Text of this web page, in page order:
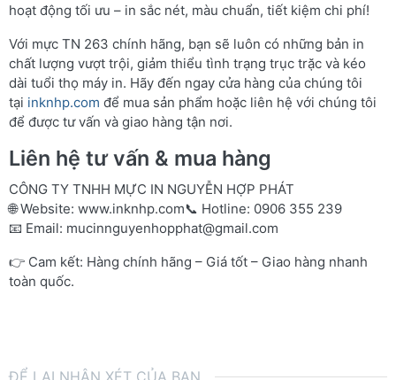
hoạt động tối ưu – in sắc nét, màu chuẩn, tiết kiệm chi phí!
Với mực TN 263 chính hãng, bạn sẽ luôn có những bản in
chất lượng vượt trội, giảm thiểu tình trạng trục trặc và kéo
dài tuổi thọ máy in. Hãy đến ngay cửa hàng của chúng tôi
tại inknhp.com để mua sản phẩm hoặc liên hệ với chúng tôi
để được tư vấn và giao hàng tận nơi.
Liên hệ tư vấn & mua hàng
CÔNG TY TNHH MỰC IN NGUYỄN HỢP PHÁT
🌐 Website: www.inknhp.com📞 Hotline: 0906 355 239
📧 Email: mucinnguyenhopphat@gmail.com
👉 Cam kết: Hàng chính hãng – Giá tốt – Giao hàng nhanh
toàn quốc.
ĐỂ LẠI NHẬN XÉT CỦA BẠN